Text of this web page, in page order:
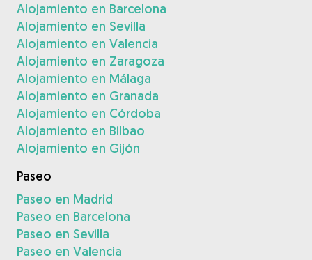
Alojamiento en Barcelona
Alojamiento en Sevilla
Alojamiento en Valencia
Alojamiento en Zaragoza
Alojamiento en Málaga
Alojamiento en Granada
Alojamiento en Córdoba
Alojamiento en Bilbao
Alojamiento en Gijón
Paseo
Paseo en Madrid
Paseo en Barcelona
Paseo en Sevilla
Paseo en Valencia